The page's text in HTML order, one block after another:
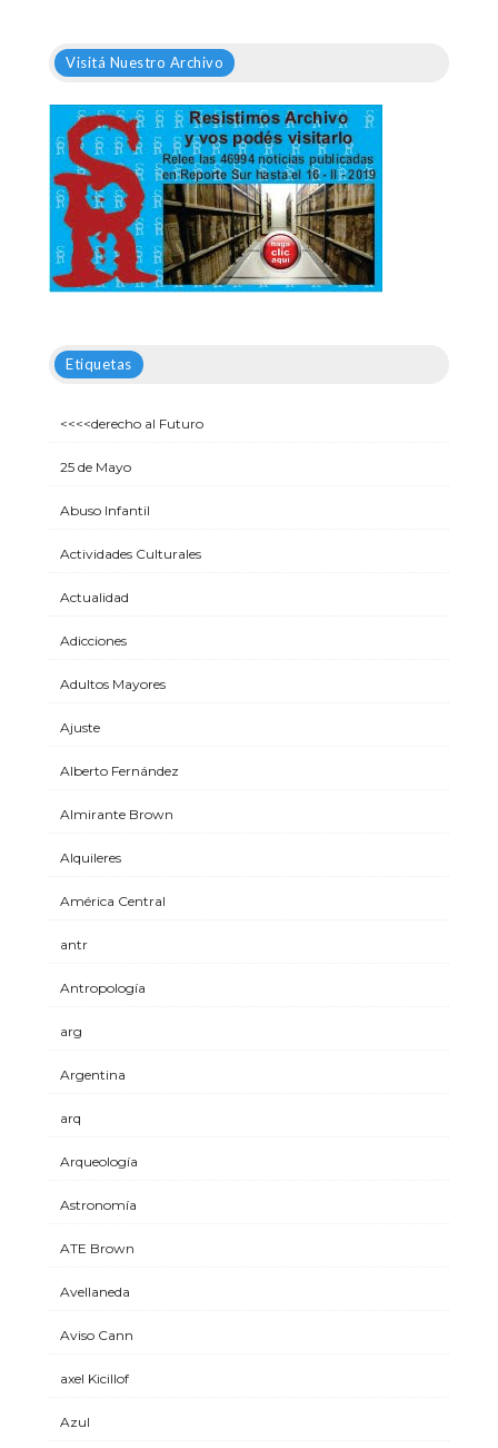
Visitá Nuestro Archivo
Etiquetas
<<<<derecho al Futuro
25 de Mayo
Abuso Infantil
Actividades Culturales
Actualidad
Adicciones
Adultos Mayores
Ajuste
Alberto Fernández
Almirante Brown
Alquileres
América Central
antr
Antropología
arg
Argentina
arq
Arqueología
Astronomía
ATE Brown
Avellaneda
Aviso Cann
axel Kicillof
Azul